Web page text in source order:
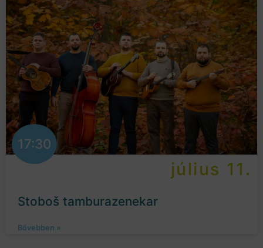
17:30
július 11.
Stoboš tamburazenekar
Bővebben »